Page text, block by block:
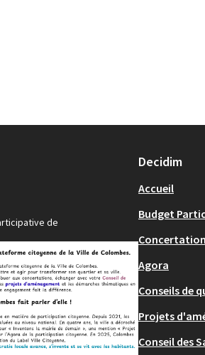
de
Decidim
Accueil
Budget
Agora
Conseils de
Projets
Conseil des